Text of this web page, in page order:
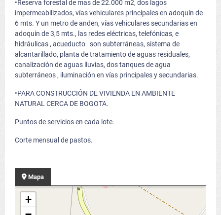
•Reserva forestal de mas de 22.000 m2, dos lagos
impermeabilizados, vías vehiculares principales en adoquín de
6 mts. Y un metro de anden, vías vehiculares secundarias en
adoquín de 3,5 mts., las redes eléctricas, telefónicas, e
hidráulicas , acueducto son subterráneas, sistema de
alcantarillado, planta de tratamiento de aguas residuales,
canalización de aguas lluvias, dos tanques de agua
subterráneos , iluminación en vías principales y secundarias.
•PARA CONSTRUCCIÓN DE VIVIENDA EN AMBIENTE
NATURAL CERCA DE BOGOTA.
Puntos de servicios en cada lote.
Corte mensual de pastos.
Mapa
+